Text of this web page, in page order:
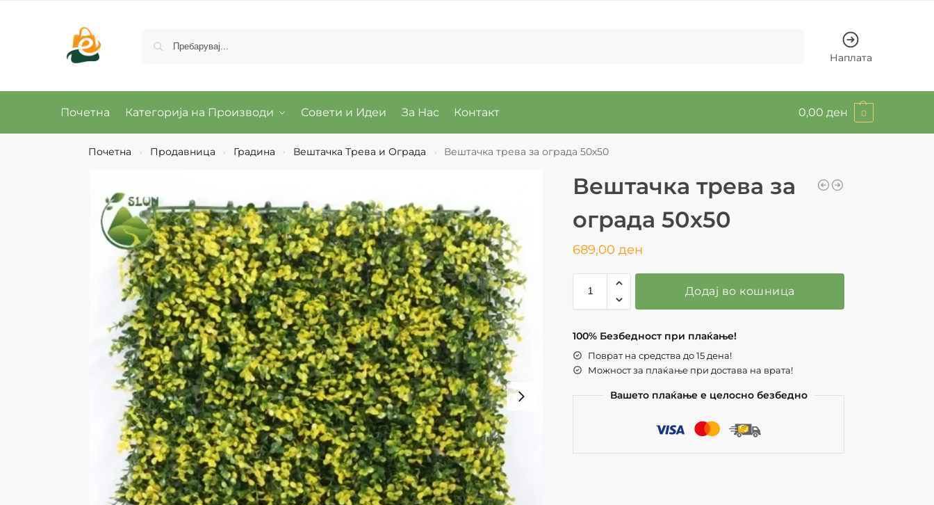
Наплата
Почетна Категорија на Производи Совети и Идеи За Нас Контакт 0,00 ден 0
Почетна › Продавница › Градина › Вештачка Трева и Ограда › Вештачка трева за ограда 50х50
Вештачка трева за
ограда 50х50
689,00ден
Додај во кошница
100% Безбедност при плаќање!
Поврат на средства до 15 дена!
Можност за плаќање при достава на врата!
Вашето плаќање е целосно безбедно